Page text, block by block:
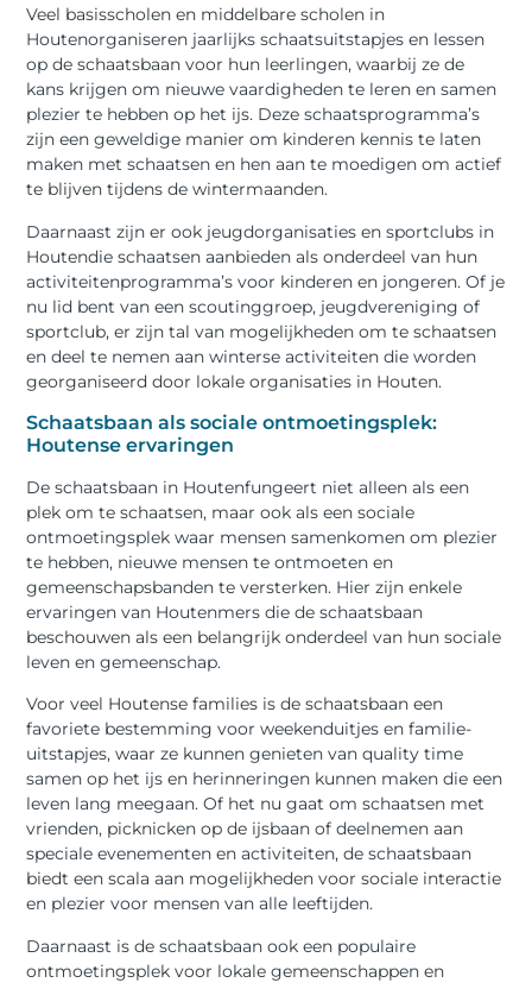
Veel basisscholen en middelbare scholen in
Houtenorganiseren jaarlijks schaatsuitstapjes en lessen
op de schaatsbaan voor hun leerlingen, waarbij ze de
kans krijgen om nieuwe vaardigheden te leren en samen
plezier te hebben op het ijs. Deze schaatsprogramma’s
zijn een geweldige manier om kinderen kennis te laten
maken met schaatsen en hen aan te moedigen om actief
te blijven tijdens de wintermaanden.
Daarnaast zijn er ook jeugdorganisaties en sportclubs in
Houtendie schaatsen aanbieden als onderdeel van hun
activiteitenprogramma’s voor kinderen en jongeren. Of je
nu lid bent van een scoutinggroep, jeugdvereniging of
sportclub, er zijn tal van mogelijkheden om te schaatsen
en deel te nemen aan winterse activiteiten die worden
georganiseerd door lokale organisaties in Houten.
Schaatsbaan als sociale ontmoetingsplek:
Houtense ervaringen
De schaatsbaan in Houtenfungeert niet alleen als een
plek om te schaatsen, maar ook als een sociale
ontmoetingsplek waar mensen samenkomen om plezier
te hebben, nieuwe mensen te ontmoeten en
gemeenschapsbanden te versterken. Hier zijn enkele
ervaringen van Houtenmers die de schaatsbaan
beschouwen als een belangrijk onderdeel van hun sociale
leven en gemeenschap.
Voor veel Houtense families is de schaatsbaan een
favoriete bestemming voor weekenduitjes en familie-
uitstapjes, waar ze kunnen genieten van quality time
samen op het ijs en herinneringen kunnen maken die een
leven lang meegaan. Of het nu gaat om schaatsen met
vrienden, picknicken op de ijsbaan of deelnemen aan
speciale evenementen en activiteiten, de schaatsbaan
biedt een scala aan mogelijkheden voor sociale interactie
en plezier voor mensen van alle leeftijden.
Daarnaast is de schaatsbaan ook een populaire
ontmoetingsplek voor lokale gemeenschappen en